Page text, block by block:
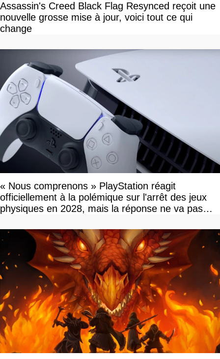
Assassin's Creed Black Flag Resynced reçoit une
nouvelle grosse mise à jour, voici tout ce qui
change
« Nous comprenons » PlayStation réagit
officiellement à la polémique sur l'arrêt des jeux
physiques en 2028, mais la réponse ne va pas